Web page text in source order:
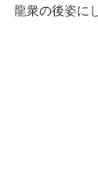
龍衆の後姿に